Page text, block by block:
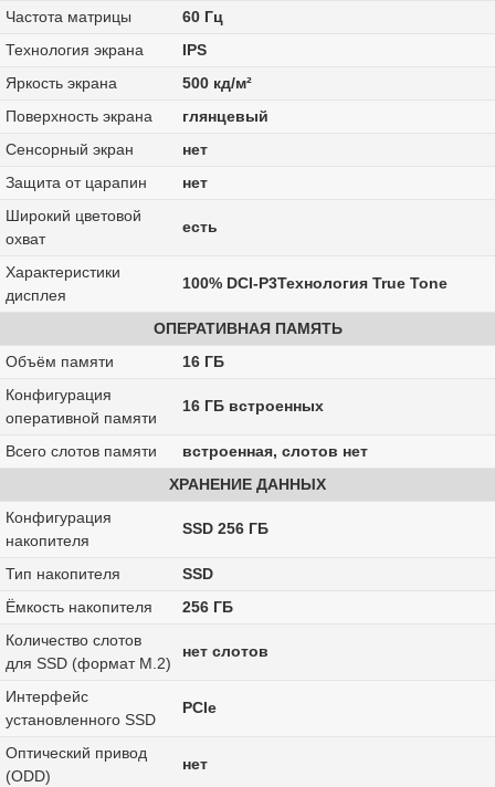
Частота матрицы
60 Гц
Технология экрана
IPS
Яркость экрана
500 кд/м²
Поверхность экрана
глянцевый
Сенсорный экран
нет
Защита от царапин
нет
Широкий цветовой
охват
есть
Характеристики
дисплея
100% DCI-P3Технология True Tone
ОПЕРАТИВНАЯ ПАМЯТЬ
Объём памяти
16 ГБ
Конфигурация
оперативной памяти
16 ГБ встроенных
Всего слотов памяти
встроенная, слотов нет
ХРАНЕНИЕ ДАННЫХ
Конфигурация
накопителя
SSD 256 ГБ
Тип накопителя
SSD
Ёмкость накопителя
256 ГБ
Количество слотов
для SSD (формат M.2)
нет слотов
Интерфейс
установленного SSD
PCIe
Оптический привод
(ODD)
нет